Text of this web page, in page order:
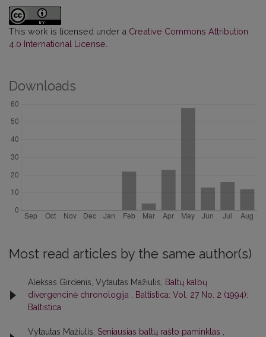
This work is licensed under a Creative Commons Attribution
4.0 International License.
Downloads
Most read articles by the same author(s)
Aleksas Girdenis, Vytautas Mažiulis, Baltų kalbų
divergencinė chronologija , Baltistica: Vol. 27 No. 2 (1994):
Baltistica
Vytautas Mažiulis, Seniausias baltų rašto paminklas ,